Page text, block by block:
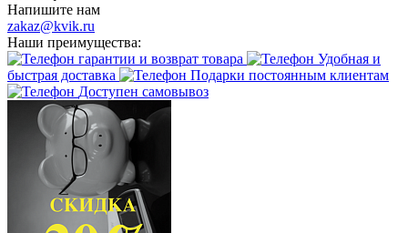
Напишите нам
zakaz@kvik.ru
Наши преимущества:
гарантии и возврат товара
Удобная и
быстрая доставка
Подарки постоянным клиентам
Доступен самовывоз